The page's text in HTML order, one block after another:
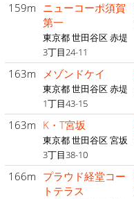
159m ニューコーポ須賀
第一
東京都 世田谷区 赤堤
3丁目24-11
163m メゾンドケイ
東京都 世田谷区 赤堤
1丁目43-15
163m K・T宮坂
東京都 世田谷区 宮坂
3丁目38-10
166m プラウド経堂コー
トテラス